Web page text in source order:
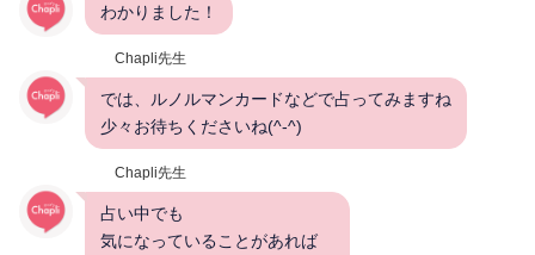
わかりました！
Chapli先生
では、ルノルマンカードなどで占ってみますね
少々お待ちくださいね(^-^)
Chapli先生
占い中でも
気になっていることがあれば